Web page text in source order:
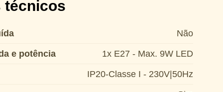
técnicos
Não
e potência 1x E27 - Max. 9W LED
IP20-Classe I - 230V|50Hz